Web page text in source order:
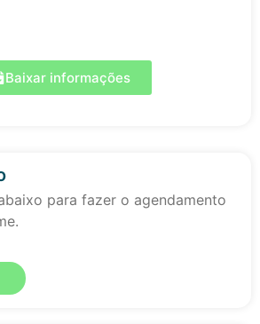
Baixar informações
para fazer o agendamento